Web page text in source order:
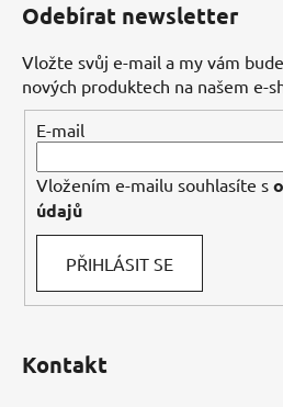
Odebírat newsletter
Vložte svůj e-mail a my vám
nových produktech na našem e-
E-mail
Vložením e-mailu souhlasíte s
údajů
PŘIHLÁSIT SE
Kontakt